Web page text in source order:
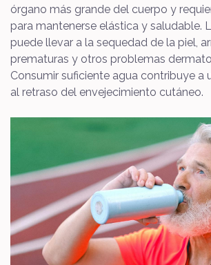
órgano más grande del cuerpo y
para mantenerse elástica y saludable.
puede llevar a la sequedad de la piel,
prematuras y otros problemas
Consumir suficiente agua contribuye a
al retraso del envejecimiento cutáneo.